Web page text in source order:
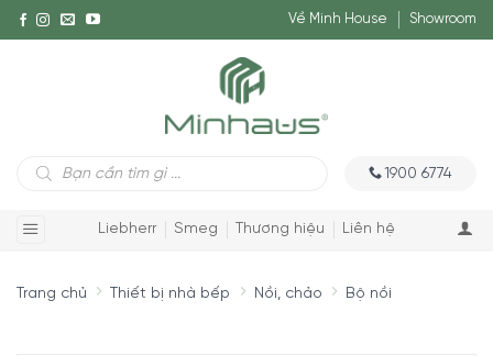
Về Minh House Showroom
Tìm
kiếm
1900 6774
Liebherr Smeg Thương hiệu Liên hệ
Trang chủ Thiết bị nhà bếp Nồi, chảo Bộ nồi